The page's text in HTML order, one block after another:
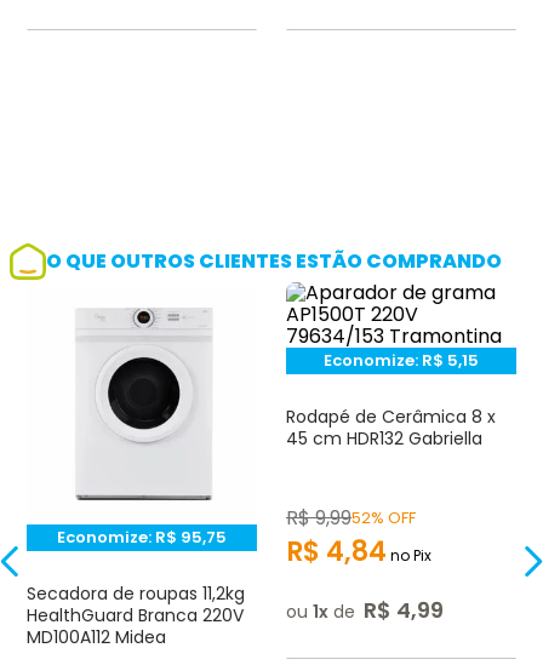
O QUE OUTROS CLIENTES ESTÃO COMPRANDO
Economize: R$ 95,75
Secadora de roupas 11,2kg
HealthGuard Branca 220V
MD100A112 Midea
Economize: R$ 5,15
Rodapé de Cerâmica 8 x
45 cm HDR132 Gabriella
R$9,9952% OFF
R$ 4,84 no Pix
ou 1 de R$ 4,99